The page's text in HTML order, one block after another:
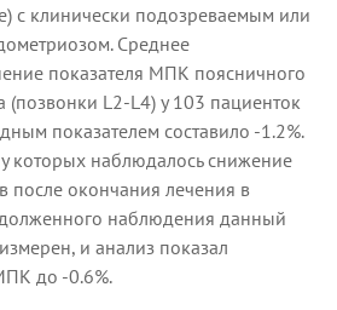
с клинически подозреваемым или
Среднее
показателя МПК поясничного
(позвонки L2-L4) у 103 пациенток
показателем составило -1.2%.
которых наблюдалось снижение
после окончания лечения в
наблюдения данный
и анализ показал
до -0.6%.